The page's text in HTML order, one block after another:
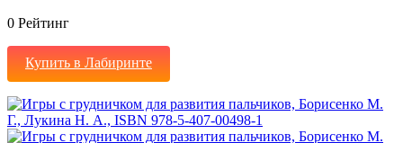
0 Рейтинг
Купить в Лабиринте